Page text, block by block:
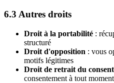
6.3 Autres droits
Droit à la portabilité :
structuré
Droit d'opposition : vous
motifs légitimes
Droit de retrait du
consentement à tout moment